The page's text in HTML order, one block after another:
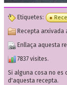
Etiquetes:
Recepta arxivada
Enllaça aquesta
7837 visites.
Si alguna cosa no es
d'aquesta recepta.